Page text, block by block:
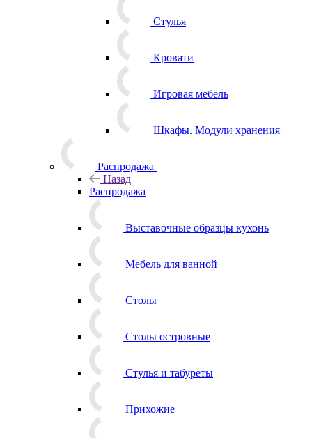
Стулья
Кровати
Игровая мебель
Шкафы. Модули хранения
Распродажа
Назад
Распродажа
Выставочные образцы кухонь
Мебель для ванной
Столы
Столы островные
Стулья и табуреты
Прихожие